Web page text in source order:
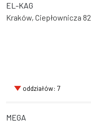
EL-KAG
Kraków, Ciepłownicza 82
oddziałów: 7
MEGA